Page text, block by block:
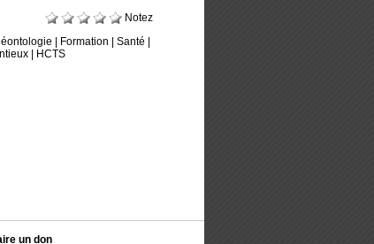
Notez
Formation |Santé
HCTS
un don